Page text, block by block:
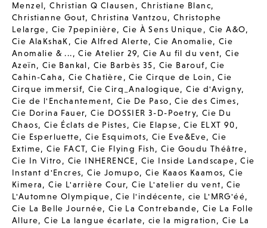
Menzel,Christian Q Clausen , Christiane Blanc,
Christianne Gout,Christina Vantzou, Christophe
Lelarge, Cie 7pepinière,Cie À Sens Unique, Cie A&O,
Cie AlaKshaK, Cie Alfred Alerte,Cie Anomalie, Cie
Anomalie & ...,Cie Atelier 29, Cie Au fil du vent, Cie
Azeïn, Cie Bankal, Cie Barbès 35, Cie Barouf,Cie
Cahin-Caha, Cie Chatière,Cie Cirque de Loin ,Cie
Cirque immersif, Cie Cirq_Analogique,Cie d'Avigny,
Cie de l'Enchantement,Cie De Paso,Cie des Cimes,
Cie Dorina Fauer,Cie DOSSIER 3-D-Poetry, Cie Du
Chaos, Cie Éclats de Pistes, Cie Elapse,Cie ELXT 90,
Cie Esperluette, Cie Esquimots, Cie Eve&Eve,Cie
Extime,Cie FACT,Cie Flying Fish,Cie Goudu Théâtre,
Cie In Vitro, Cie INHERENCE, Cie Inside Landscape,Cie
Instant d'Encres,Cie Jomupo,Cie Kaaos Kaamos,Cie
Kimera,Cie L'arrière Cour,Cie L'atelier du vent,Cie
L'Automne Olympique,Cie l'indécente,cie L'MRG'éé,
Cie La Belle Journée, Cie La Contrebande, Cie La Folle
Allure,Cie La langue écarlate, cie la migration,Cie La